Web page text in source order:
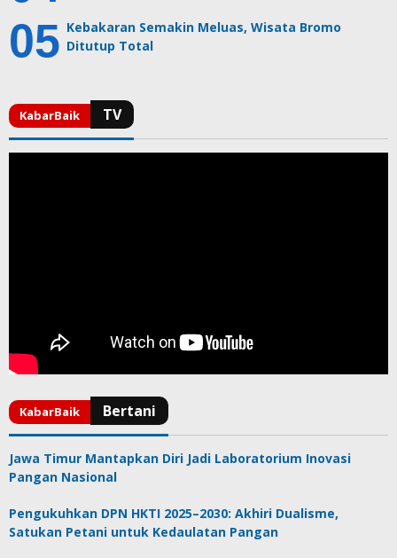
Kebakaran Semakin Meluas, Wisata Bromo
Ditutup Total
Jawa Timur Mantapkan Diri Jadi Laboratorium Inovasi
Pangan Nasional
Pengukuhkan DPN HKTI 2025–2030: Akhiri Dualisme,
Satukan Petani untuk Kedaulatan Pangan